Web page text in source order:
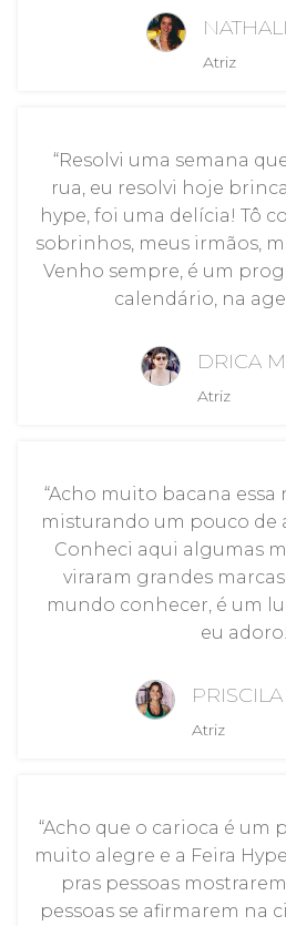
Atriz
“Resolvi uma semana
rua, eu resolvi hoje
hype, foi uma delícia! Tô
sobrinhos, meus irmãos,
Venho sempre, é um
calendário, na
DRICA
Atriz
“Acho muito bacana essa
misturando um pouco de
Conheci aqui algumas
viraram grandes
mundo conhecer, é um
eu
Atriz
“Acho que o carioca é um
muito alegre e a Feira
pras pessoas
pessoas se afirmarem na